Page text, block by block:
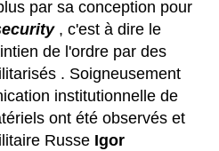
par sa conception pour
, c'est à dire le
de l'ordre par des
. Soigneusement
institutionnelle de
ont été observés et
Russe Igor